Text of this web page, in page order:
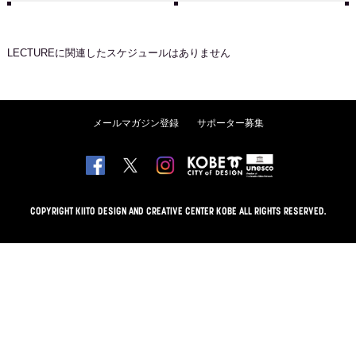
LECTUREに関連したスケジュールはありません
メールマガジン登録 サポーター募集
COPYRIGHT KIITO DESIGN AND CREATIVE CENTER KOBE ALL RIGHTS RESERVED.